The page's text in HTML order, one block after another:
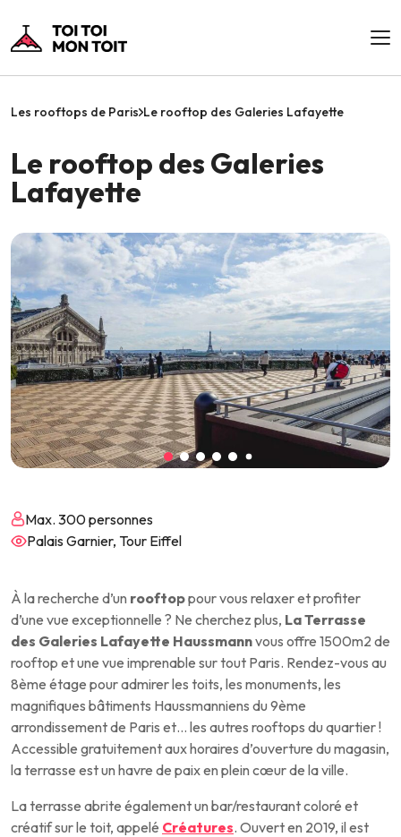
Les rooftops de Paris Le rooftop des Galeries Lafayette
Le rooftop des Galeries
Lafayette
Max. 300 personnes
Palais Garnier, Tour Eiffel
À la recherche d’un rooftoppour vous relaxer et profiter
d’une vue exceptionnelle ? Ne cherchez plus, La Terrasse
des Galeries Lafayette Haussmannvous offre 1500m2 de
rooftop et une vue imprenable sur tout Paris. Rendez-vous au
8ème étage pour admirer les toits, les monuments, les
magnifiques bâtiments Haussmanniens du 9ème
arrondissement de Paris et… les autres rooftops du quartier !
Accessible gratuitement aux horaires d’ouverture du magasin,
la terrasse est un havre de paix en plein cœur de la ville.
La terrasse abrite également un bar/restaurant coloré et
créatif sur le toit, appelé Créatures. Ouvert en 2019, il est